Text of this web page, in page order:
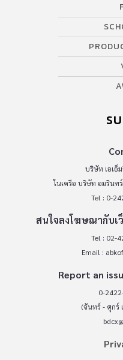
บริษัท เอเอ็
ในเครือ บริษัท อมรินท
Tel : 0-
สนใจลงโฆษณากับเ
Tel : 02-
Email :
Report an
0-
(จันทร์ - ศุกร์